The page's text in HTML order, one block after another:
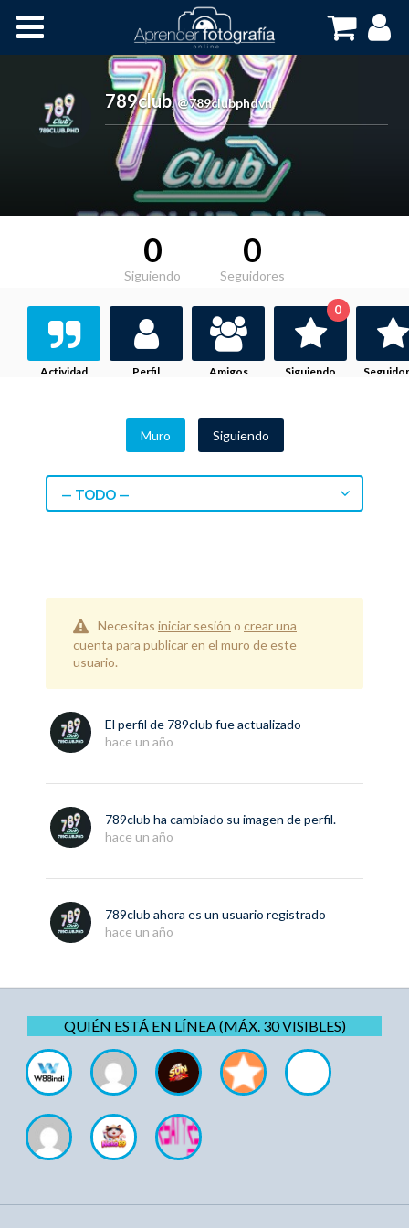
Cursos OnLine
789club,@789clubphdvn
0
Siguiendo
0
Seguidores
Actividad Perfil Amigos Siguiendo
0
Muro Siguiendo
— TODO —
Necesitas iniciar sesión o crear una
cuenta para publicar en el muro de este
usuario.
El perfil de 789club fue actualizado
hace un año
789club ha cambiado su imagen de perfil.
hace un año
789club ahora es un usuario registrado
hace un año
QUIÉN ESTÁ EN LÍNEA (MÁX. 30 VISIBLES)